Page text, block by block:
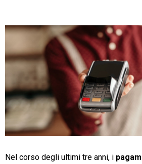
Email Marketing
Fatturazione
Financial Solutions
HR
Trust Services
Nel corso degli ultimi tre anni, i